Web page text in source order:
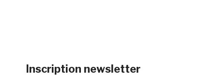
Inscription newsletter